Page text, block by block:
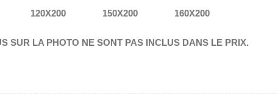
120X200 150X200 160X200
SUR LA PHOTO NE SONT PAS INCLUS DANS LE PRIX.